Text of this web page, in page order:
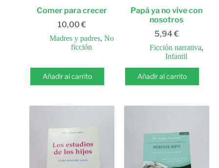
Comer para crecer
10,00 €
Madres y padres, No
ficción
Añadir al carrito
Papá ya no vive con
nosotros
5,94 €
Ficción narrativa,
Infantil
Añadir al carrito